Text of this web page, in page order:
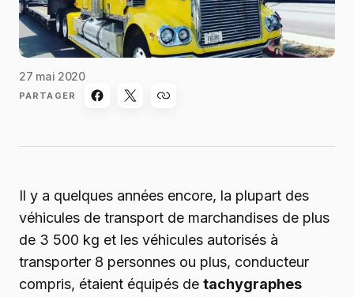
27 mai 2020
PARTAGER
Il y a quelques années encore, la plupart des
véhicules de transport de marchandises de plus
de 3 500 kg et les véhicules autorisés à
transporter 8 personnes ou plus, conducteur
compris, étaient équipés de tachygraphes